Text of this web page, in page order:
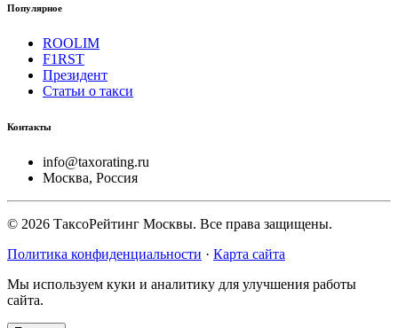
Популярное
ROOLIM
F1RST
Президент
Статьи о такси
Контакты
info@taxorating.ru
Москва, Россия
© 2026 ТаксоРейтинг Москвы. Все права защищены.
Политика конфиденциальности · Карта сайта
Мы используем куки и аналитику для улучшения работы
сайта.